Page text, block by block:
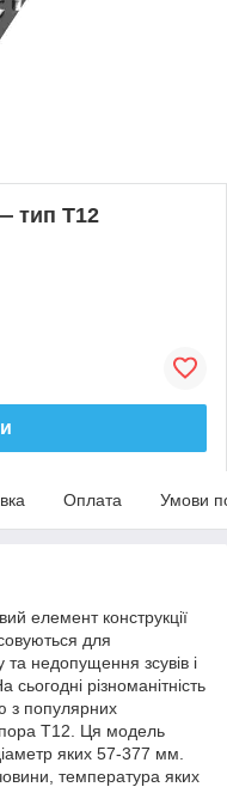
тип Т12
Оплата Умови
елемент конструкції
для
та недопущення зсувів і
різноманітність
з популярних
Т12. Ця модель
яких 57-377 мм.
температура яких